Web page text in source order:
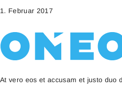
1. Februar 2017
At vero eos et accusam et justo duo